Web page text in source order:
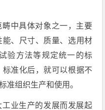
中具体对象之一，主要
、尺寸、质量、选用材
验方法等规定统一的标
准化后，就可以根据不
准组织生产和使用。
业生产的发展而发展起